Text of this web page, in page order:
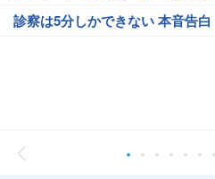
診察は5分しかできない 本音告白